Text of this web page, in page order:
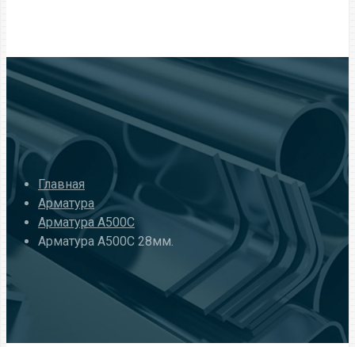
Главная
Арматура
Арматура A500C
Арматура А500С 28мм.